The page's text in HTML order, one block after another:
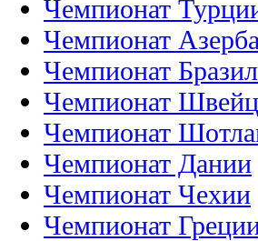
Чемпионат
Чемпионат
Чемпионат
Чемпионат
Чемпионат
Чемпионат Дании
Чемпионат Чехии
Чемпионат